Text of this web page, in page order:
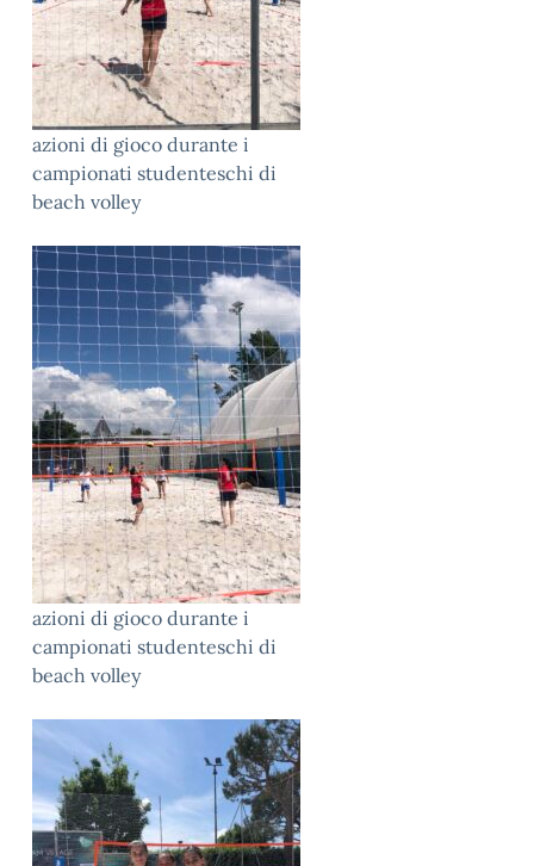
azioni di gioco durante i
campionati studenteschi di
beach volley
azioni di gioco durante i
campionati studenteschi di
beach volley